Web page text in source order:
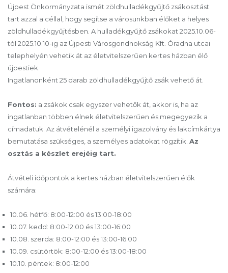
Újpest Önkormányzata ismét zöldhulladékgyűjtő zsákosztást
tart azzal a céllal, hogy segítse a városunkban élőket a helyes
zöldhulladékgyűjtésben. A hulladékgyűjtő zsákokat 2025.10.06-
tól 2025.10.10-ig az Újpesti Városgondnokság Kft. Óradna utcai
telephelyén vehetik át az életvitelszerűen kertes házban élő
újpestiek.
Ingatlanonként 25 darab zöldhulladékgyűjtő zsák vehető át.
Fontos: a zsákok csak egyszer vehetők át, akkor is, ha az
ingatlanban többen élnek életvitelszerűen és megegyezik a
címadatuk. Az átvételénél a személyi igazolvány és lakcímkártya
bemutatása szükséges, a személyes adatokat rögzítik. Az
osztás a készlet erejéig tart.
Átvételi időpontok a kertes házban életvitelszerűen élők
számára:
10.06. hétfő: 8:00-12:00 és 13:00-18:00
10.07. kedd: 8:00-12:00 és 13:00-16:00
10.08. szerda: 8:00-12:00 és 13:00-16:00
10.09. csütörtök: 8:00-12:00 és 13:00-18:00
10.10. péntek: 8:00-12:00